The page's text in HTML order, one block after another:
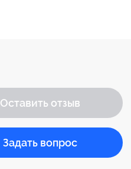
Оставить отзыв
Задать вопрос